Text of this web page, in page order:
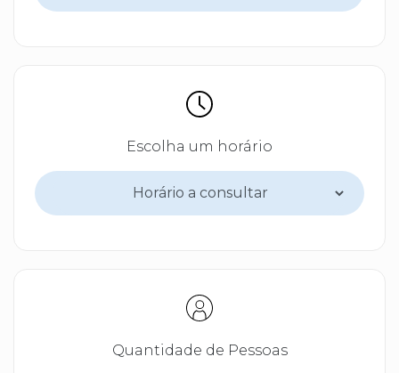
Escolha um horário
Quantidade de Pessoas